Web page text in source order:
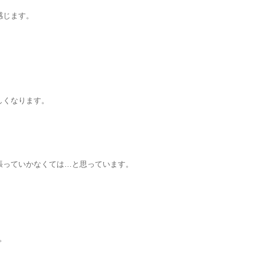
ます。
なります。
ていかなくては…と思っています。